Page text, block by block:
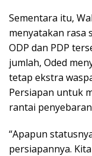
Sementara itu,
menyatakan rasa
ODP dan PDP
jumlah, Oded
tetap ekstra
Persiapan untuk
rantai
“Apapun
persiapannya.